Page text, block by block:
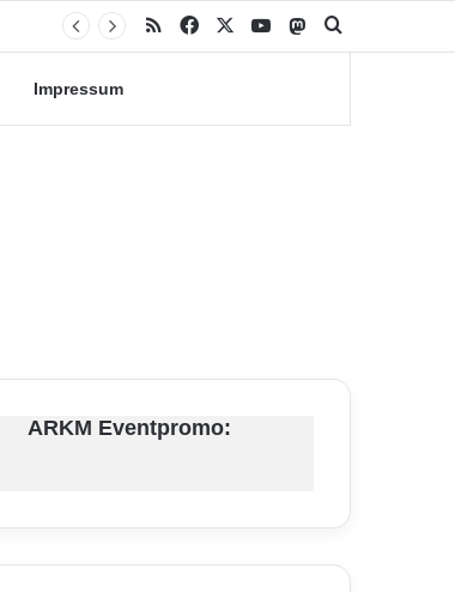
RSS Facebook YouTubeMastodon
Impressum
ARKM Eventpromo: